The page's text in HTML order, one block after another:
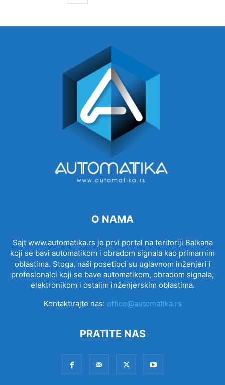
O NAMA
Sajt www.automatika.rs je prvi portal na teritoriji Balkana
koji se bavi automatikom i obradom signala kao primarnim
oblastima. Stoga, naši posetioci su uglavnom inženjeri i
profesionalci koji se bave automatikom, obradom signala,
elektronikom i ostalim inženjerskim oblastima.
Kontaktirajte nas: office@automatika.rs
PRATITE NAS